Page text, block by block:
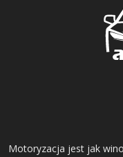
Motoryzacja jest jak